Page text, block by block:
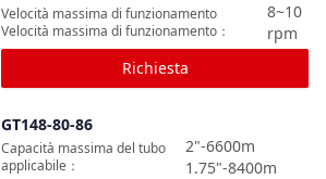
8~10
rpm
Velocità massima di funzionamento
Velocità massima di funzionamento ：
Richiesta
GT148-80-86
2"-6600m
1.75"-8400m
Capacità massima del tubo
applicabile ：